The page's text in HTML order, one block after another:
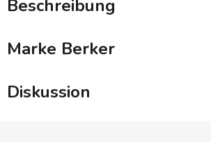
Beschreibung
Marke Berker
Diskussion